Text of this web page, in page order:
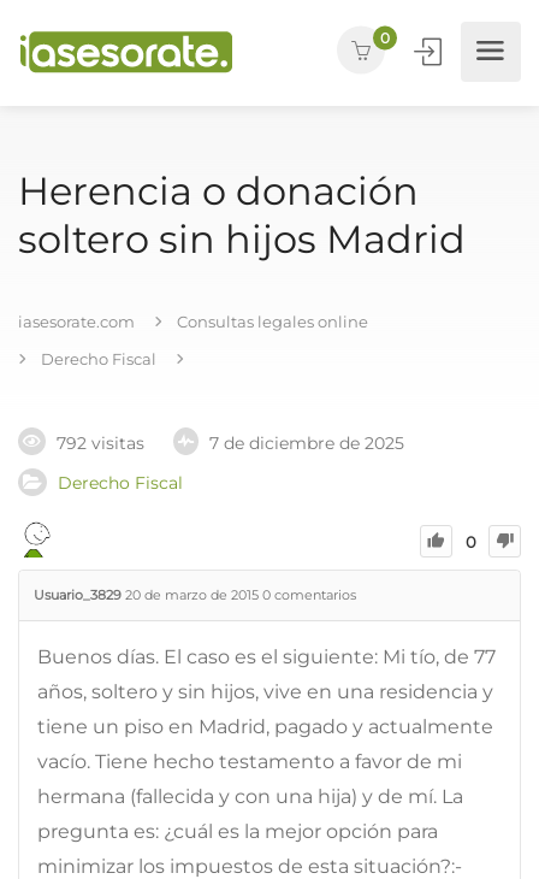
0
Herencia o donación
soltero sin hijos Madrid
iasesorate.com
Consultas legales online
Derecho Fiscal
792 visitas
7 de diciembre de 2025
Derecho Fiscal
0
Usuario_3829 20 de marzo de 2015 0 comentarios
Buenos días. El caso es el siguiente: Mi tío, de 77
años, soltero y sin hijos, vive en una residencia y
tiene un piso en Madrid, pagado y actualmente
vacío. Tiene hecho testamento a favor de mi
hermana (fallecida y con una hija) y de mí. La
pregunta es: ¿cuál es la mejor opción para
minimizar los impuestos de esta situación?:-